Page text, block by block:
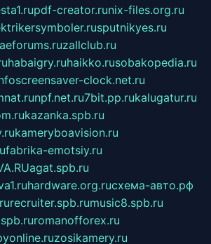
pdf-creator.runix-files.org.ru
sputnikyes.ru
aeforums.ruzallclub.ru
habaigry.ruhaikko.rusobakopedia.ru
screensaver-clock.net.ru
npf.net.ru7bit.pp.rukalugatur.ru
kazanka.spb.ru
kameryboavision.ru
fabrika-emotsiy.ru
agat.spb.ru
hardware.org.ruсхема-авто.рф
recruiter.spb.rumusic8.spb.ru
romanofforex.ru
zosikamery.ru